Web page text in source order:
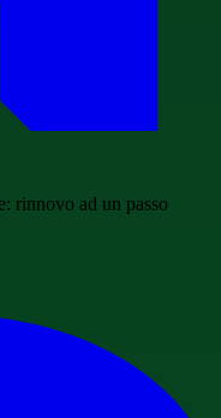
rinnovo ad un passo